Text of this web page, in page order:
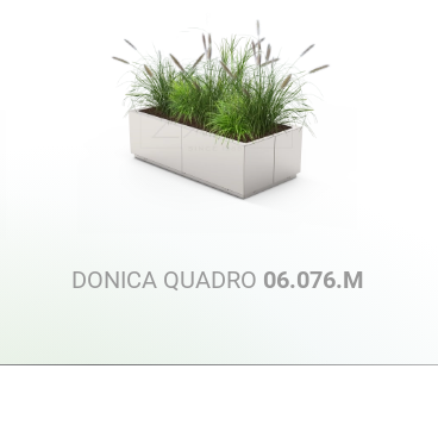
DONICA QUADRO 06.076.M